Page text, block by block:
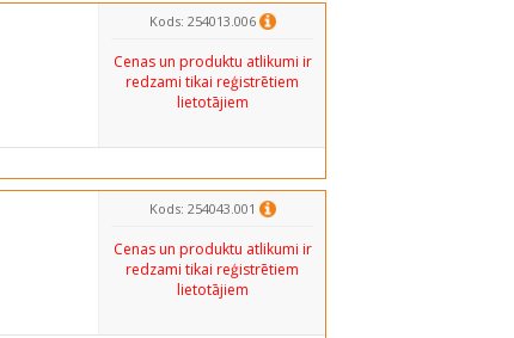
Kods: 254013.006
Cenas un produktu atlikumi ir
redzami tikai reģistrētiem
lietotājiem
Kods: 254043.001
Cenas un produktu atlikumi ir
redzami tikai reģistrētiem
lietotājiem